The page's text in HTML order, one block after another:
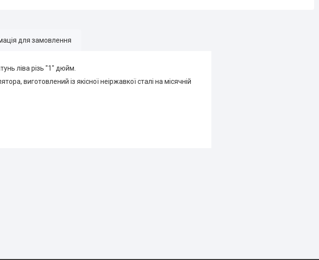
для замовлення
ліва різь "1" дюйм.
виготовлений із якісної неіржавкої сталі на місячній